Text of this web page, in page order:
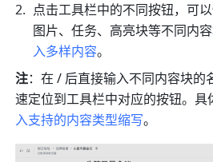
点击工具栏中的不同按钮，可
图片、任务、高亮块等不同内
入多样内容。
注：在 / 后直接输入不同内容块的
速定位到工具栏中对应的按钮。
入支持的内容类型缩写。